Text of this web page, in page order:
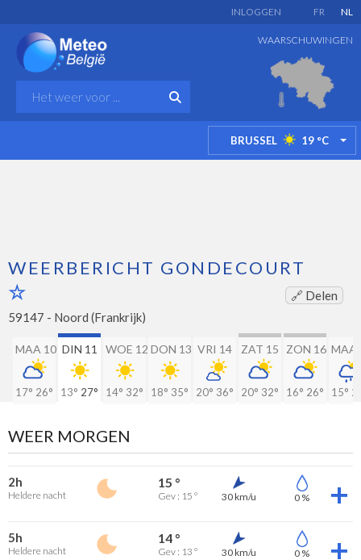
FR NL
INLOGGEN
WAARSCHUWINGEN
BRUSSEL 19 °C
WEERBERICHT GONDECOURT
🔗 Delen
59147 - Noord (Frankrijk)
MAA 10
17° 26°
DIN 11
13° 27°
WOE 12
14° 32°
DON 13
18° 35°
VRI 14
20° 36°
ZAT 15
20° 32°
ZON 16
16° 26°
MAA
15°
WEER MORGEN
2h
Heldere nacht
15 °
Gev : 15 ° 30 km/u 0 %
5h
Heldere nacht
14 °
Gev : 13 ° 30 km/u 0 %